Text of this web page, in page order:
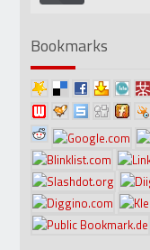
Bookmarks